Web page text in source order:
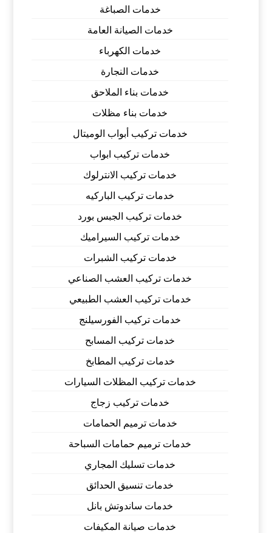
خدمات الصباغة
خدمات الصيانة العامة
خدمات الكهرباء
خدمات النجارة
خدمات بناء الملاحق
خدمات بناء مظلات
خدمات تركيب أبواب الوميتال
خدمات تركيب ابواب
خدمات تركيب الانترلوك
خدمات تركيب الباركيه
خدمات تركيب الجبس بورد
خدمات تركيب السيراميك
خدمات تركيب الشبرات
خدمات تركيب العشب الصناعي
خدمات تركيب العشب الطبيعي
خدمات تركيب الفورسيلنج
خدمات تركيب المسابح
خدمات تركيب المطابخ
خدمات تركيب المظلات السيارات
خدمات تركيب زجاج
خدمات ترميم الحمامات
خدمات ترميم حمامات السباحة
خدمات تسليك المجاري
خدمات تنسيق الحدائق
خدمات ساندوتش بانل
خدمات صيانة المكيفات